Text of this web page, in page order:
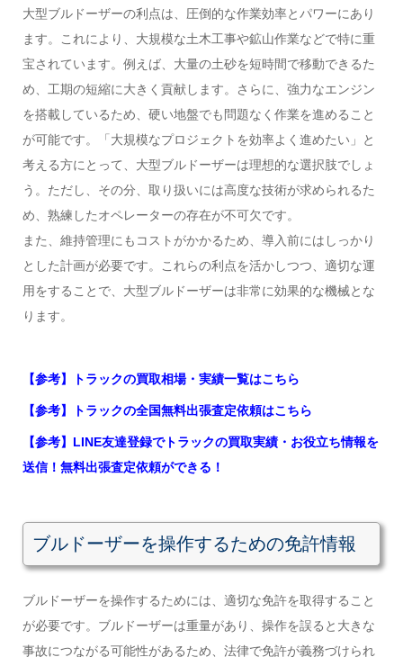
大型ブルドーザーの利点は、圧倒的な作業効率とパワーにあり
ます。これにより、大規模な土木工事や鉱山作業などで特に重
宝されています。例えば、大量の土砂を短時間で移動できるた
め、工期の短縮に大きく貢献します。さらに、強力なエンジン
を搭載しているため、硬い地盤でも問題なく作業を進めること
が可能です。「大規模なプロジェクトを効率よく進めたい」と
考える方にとって、大型ブルドーザーは理想的な選択肢でしょ
う。ただし、その分、取り扱いには高度な技術が求められるた
め、熟練したオペレーターの存在が不可欠です。
また、維持管理にもコストがかかるため、導入前にはしっかり
とした計画が必要です。これらの利点を活かしつつ、適切な運
用をすることで、大型ブルドーザーは非常に効果的な機械とな
ります。
【参考】トラックの買取相場・実績一覧はこちら
【参考】トラックの全国無料出張査定依頼はこちら
【参考】LINE友達登録でトラックの買取実績・お役立ち情報を
送信！無料出張査定依頼ができる！
ブルドーザーを操作するための免許情報
ブルドーザーを操作するためには、適切な免許を取得すること
が必要です。ブルドーザーは重量があり、操作を誤ると大きな
事故につながる可能性があるため、法律で免許が義務づけられ